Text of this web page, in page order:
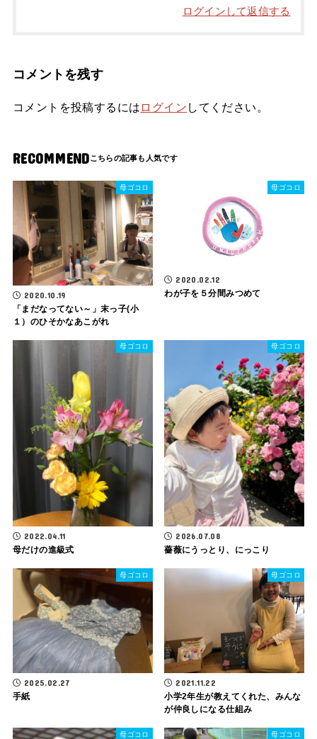
ログインして返信する
コメントを残す
コメントを投稿するには ログイン してください。
RECOMMEND
母ゴコロ
2020.10.19
「まだなってない～」末っ子(小
１）のひそかなあこがれ
母ゴコロ
2020.02.12
わが子を５分間みつめて
母ゴコロ
2022.04.11
母だけの進級式
母ゴコロ
2026.07.08
薔薇にうっとり、にっこり
母ゴコロ
2025.02.27
手紙
母ゴコロ
2021.11.22
小学2年生が教えてくれた、みんな
が仲良しになる仕組み
母ゴコロ 母ゴコロ